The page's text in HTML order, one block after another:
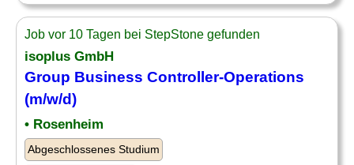
Job vor 10 Tagen bei StepStone gefunden
isoplus GmbH
Group Business Controller-Operations
(m/w/d)
• Rosenheim
Abgeschlossenes Studium